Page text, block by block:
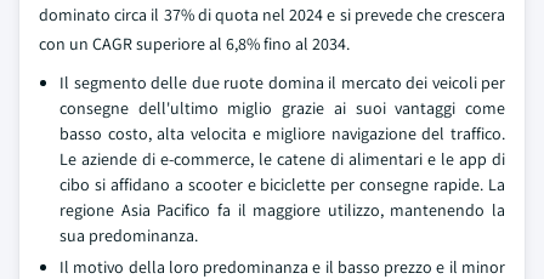
dominato circa il 37% di quota nel 2024 e si prevede che crescera
con un CAGR superiore al 6,8% fino al 2034.
Il segmento delle due ruote domina il mercato dei veicoli per
consegne dell'ultimo miglio grazie ai suoi vantaggi come
basso costo, alta velocita e migliore navigazione del traffico.
Le aziende di e-commerce, le catene di alimentari e le app di
cibo si affidano a scooter e biciclette per consegne rapide. La
regione Asia Pacifico fa il maggiore utilizzo, mantenendo la
sua predominanza.
Il motivo della loro predominanza e il basso prezzo e il minor